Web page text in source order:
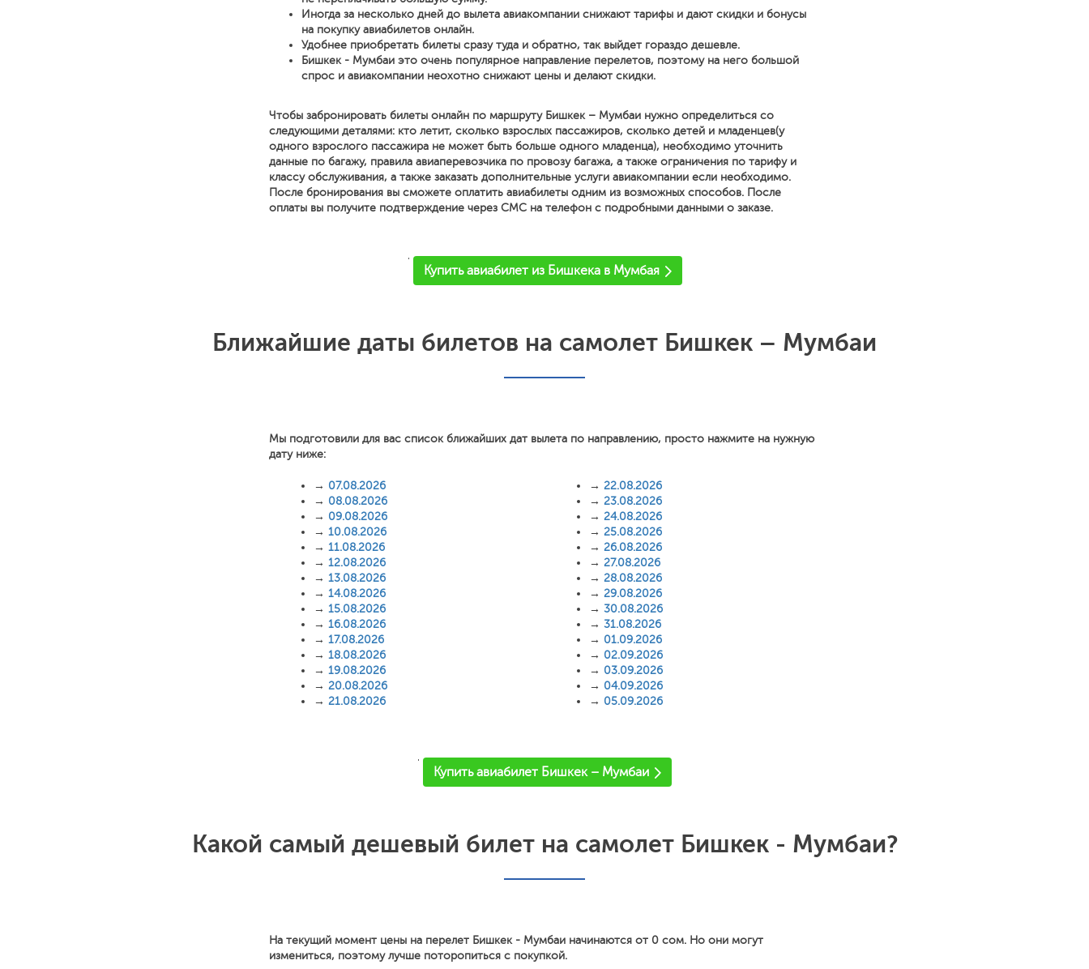
Иногда за несколько дней до вылета авиакомпании снижают тарифы и дают скидки и бонусы
на покупку авиабилетов онлайн.
Удобнее приобретать билеты сразу туда и обратно, так выйдет гораздо дешевле.
Бишкек - Мумбаи это очень популярное направление перелетов, поэтому на него большой
спрос и авиакомпании неохотно снижают цены и делают скидки.
Чтобы забронировать билеты онлайн по маршруту Бишкек – Мумбаи нужно определиться со
следующими деталями: кто летит, сколько взрослых пассажиров, сколько детей и младенцев(у
одного взрослого пассажира не может быть больше одного младенца), необходимо уточнить
данные по багажу, правила авиаперевозчика по провозу багажа, а также ограничения по тарифу и
классу обслуживания, а также заказать дополнительные услуги авиакомпании если необходимо.
После бронирования вы сможете оплатить авиабилеты одним из возможных способов. После
оплаты вы получите подтверждение через СМС на телефон с подробными данными о заказе.
'
Купить авиабилет из Бишкека в Мумбая
Ближайшие даты билетов на самолет Бишкек – Мумбаи
Мы подготовили для вас список ближайших дат вылета по направлению, просто нажмите на нужную
дату ниже:
→ 07.08.2026
→ 08.08.2026
→ 09.08.2026
→ 10.08.2026
→ 11.08.2026
→ 12.08.2026
→ 13.08.2026
→ 14.08.2026
→ 15.08.2026
→ 16.08.2026
→ 17.08.2026
→ 18.08.2026
→ 19.08.2026
→ 20.08.2026
→ 21.08.2026
→ 22.08.2026
→ 23.08.2026
→ 24.08.2026
→ 25.08.2026
→ 26.08.2026
→ 27.08.2026
→ 28.08.2026
→ 29.08.2026
→ 30.08.2026
→ 31.08.2026
→ 01.09.2026
→ 02.09.2026
→ 03.09.2026
→ 04.09.2026
→ 05.09.2026
'
Купить авиабилет Бишкек – Мумбаи
Какой самый дешевый билет на самолет Бишкек - Мумбаи?
На текущий момент цены на перелет Бишкек - Мумбаи начинаются от 0 сом. Но они могут
измениться, поэтому лучше поторопиться с покупкой.